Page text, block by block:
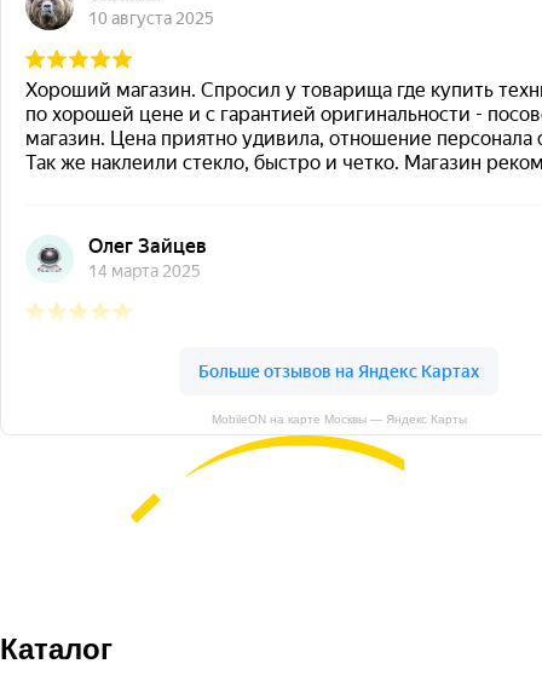
MobileON на карте Москвы — Яндекс Карты
Каталог